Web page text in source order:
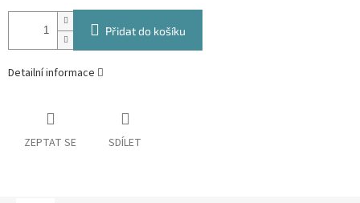
Přidat do košíku
Detailní informace
ZEPTAT SE SDÍLET